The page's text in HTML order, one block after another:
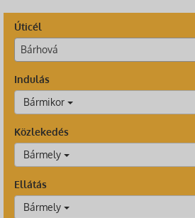
Úticél
Bárhová
Indulás
Bármikor
Közlekedés
Bármely
Ellátás
Bármely